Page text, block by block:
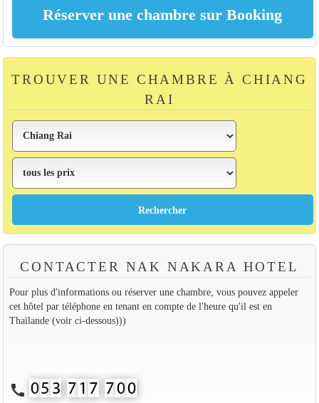
TROUVER UNE CHAMBRE À CHIANG
RAI
CONTACTER NAK NAKARA HOTEL
Pour plus d'informations ou réserver une chambre, vous pouvez appeler
cet hôtel par téléphone en tenant en compte de l'heure qu'il est en
Thaïlande (voir ci-dessous)))
call